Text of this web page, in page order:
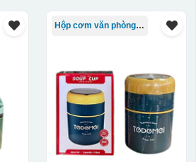
Hộp cơm văn phòng Trung Quốc